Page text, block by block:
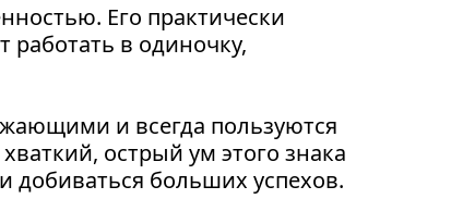
Его практически
в одиночку,
и всегда пользуются
острый ум этого знака
добиваться больших успехов.